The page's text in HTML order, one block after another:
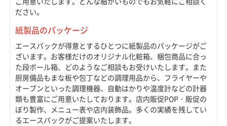
ださい。
紙製品のパッケージ
エースパックが得意とするひとつに紙製品のパッケージがご
ざいます。お客様だけのオリジナル化粧箱、梱包商品に合っ
た段ボール箱、どのようなご相談もお受けいたします。また
厨房備品もまな板や包丁などの調理用品から、フライヤーや
オーブンといった調理機器、自動はかりや温度計などの計器
類も豊富にご用意いたしております。店内販促POP・販促の
ぼり製作、メニュー表や店内装飾品。多くの実績を残してい
るエースパックがご提案いたします。